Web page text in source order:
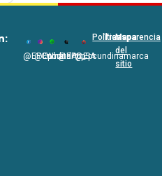
@EPCundi
@Epcundi
WhatsApp
@EPC_SA
@Epcundinamarca
Políticas
Transparencia
Mapa
del
sitio